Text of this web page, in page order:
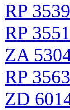
RP
RP
ZA
RP
ZD